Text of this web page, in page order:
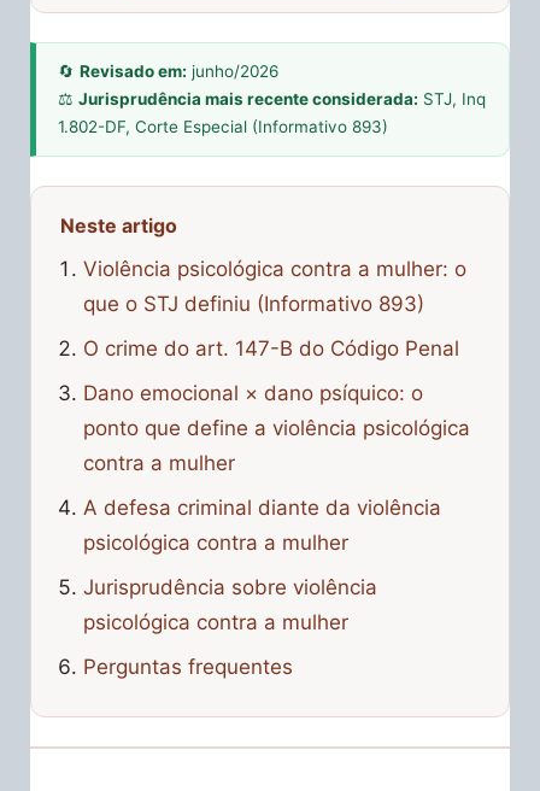
🔄 Revisado em: junho/2026
⚖️ Jurisprudência mais recente considerada: STJ, Inq
1.802-DF, Corte Especial (Informativo 893)
Neste artigo
Violência psicológica contra a mulher: o
que o STJ definiu (Informativo 893)
O crime do art. 147-B do Código Penal
Dano emocional × dano psíquico: o
ponto que define a violência psicológica
contra a mulher
A defesa criminal diante da violência
psicológica contra a mulher
Jurisprudência sobre violência
psicológica contra a mulher
Perguntas frequentes